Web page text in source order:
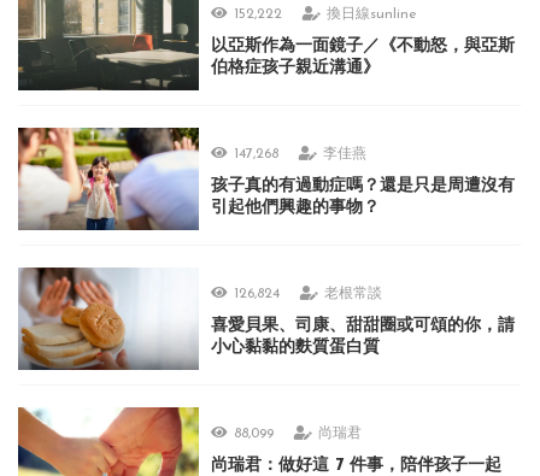
152,222 換日線sunline
以亞斯作為一面鏡子／《不動怒，與亞斯
伯格症孩子親近溝通》
147,268 李佳燕
孩子真的有過動症嗎？還是只是周遭沒有
引起他們興趣的事物？
126,824 老根常談
喜愛貝果、司康、甜甜圈或可頌的你，請
小心黏黏的麩質蛋白質
88,099 尚瑞君
尚瑞君：做好這 7 件事，陪伴孩子一起